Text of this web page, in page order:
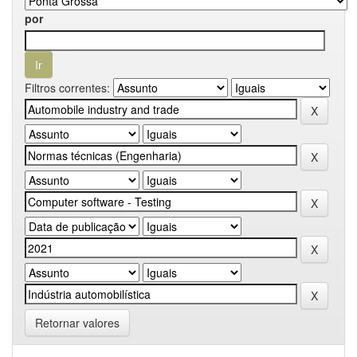
por
Filtros correntes:
Retornar valores